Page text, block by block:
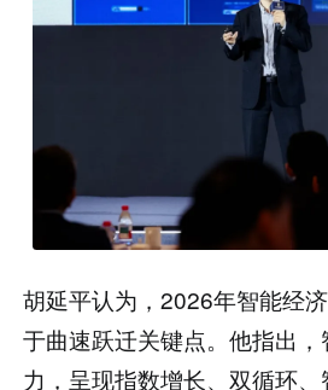
胡延平认为，2026年智能经
于曲速跃迁关键点。他指出
力，呈现指数增长、双循环